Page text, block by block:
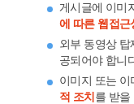
게시글에 이미
에 따른 웹접근
외부 동영상
공되어야 합니
이미지 또는 이
적 조치 를 받을